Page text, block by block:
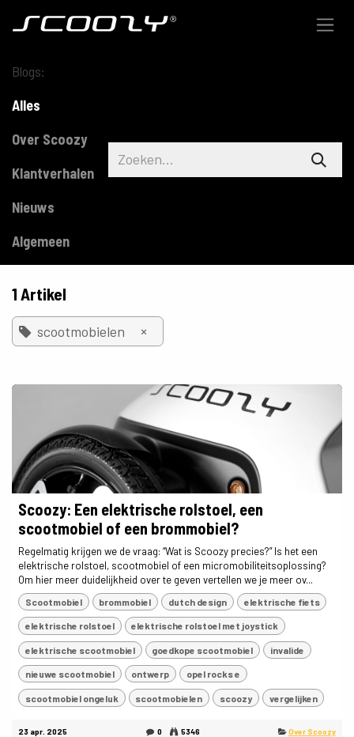
Blogs:
Alles
Over Scoozy
Klantverhalen
Nieuws
Algemeen
1 Artikel
scootmobielen ×
Scoozy: Een elektrische rolstoel, een
scootmobiel of een brommobiel?
Regelmatig krijgen we de vraag: “Wat is Scoozy precies?” Is het een
elektrische rolstoel, scootmobiel of een micromobiliteitsoplossing?
Om hier meer duidelijkheid over te geven vertellen we je meer ov...
Scootmobiel brommobiel dutch design elektrische fiets
elektrische rolstoel elektrische rolstoel met joystick
elektrische scootmobiel goedkope scootmobiel invalide
nieuwe scootmobiel ontwerp opel rocks e
scootmobiel ongeluk scootmobielen scoozy vergelijken
23 apr. 2025 0 5346 Over Scoozy